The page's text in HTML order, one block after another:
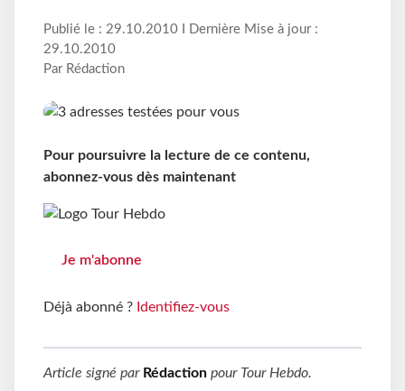
Publié le : 29.10.2010 I Dernière Mise à jour :
29.10.2010
Par Rédaction
Pour poursuivre la lecture de ce contenu,
abonnez-vous dès maintenant
Je m'abonne
Déjà abonné ? Identifiez-vous
Article signé par Rédaction pour Tour Hebdo.